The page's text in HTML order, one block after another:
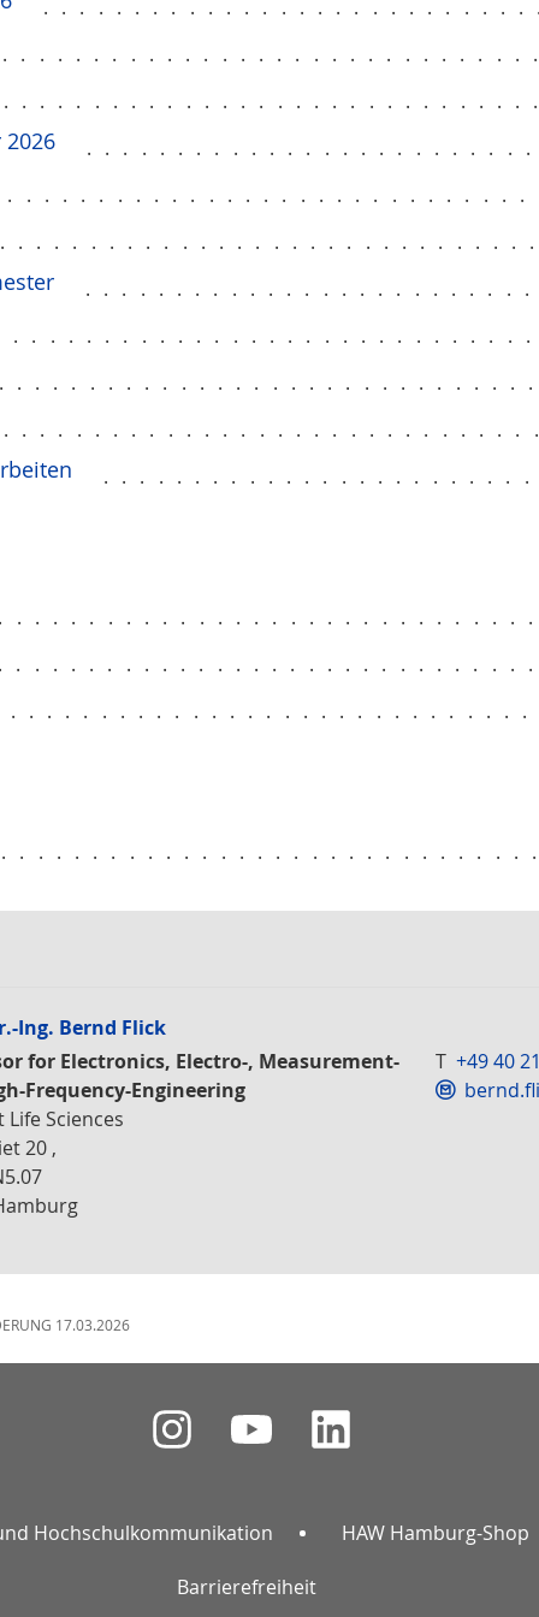
Ing. Bernd Flick
for Electronics, Electro-, Measurement-
Frequency-Engineering
Life Sciences
20 ,
T +49 40
17.03.2026
Hochschulkommunikation HAW Hamburg-Shop
Barrierefreiheit